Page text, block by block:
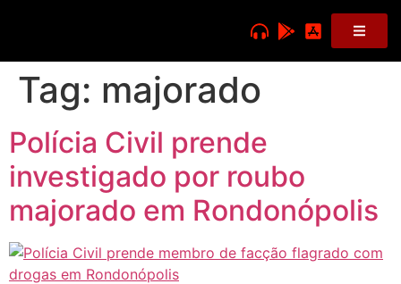
Tag: majorado
Polícia Civil prende
investigado por roubo
majorado em Rondonópolis